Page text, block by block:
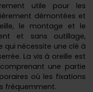
utile pour les
démontées et
le montage et le
et sans outillage,
qui nécessite une clé à
La vis à oreille est
une partie
où les fixations
fréquemment.